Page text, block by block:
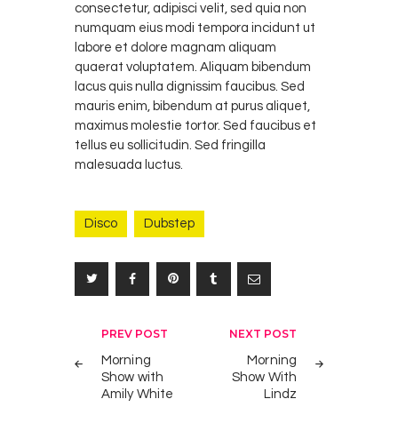
consectetur, adipisci velit, sed quia non
numquam eius modi tempora incidunt ut
labore et dolore magnam aliquam
quaerat voluptatem. Aliquam bibendum
lacus quis nulla dignissim faucibus. Sed
mauris enim, bibendum at purus aliquet,
maximus molestie tortor. Sed faucibus et
tellus eu sollicitudin. Sed fringilla
malesuada luctus.
Disco Dubstep
Post
navigation
PREV POST
Morning
Show with
Amily White
NEXT POST
Morning
Show With
Lindz